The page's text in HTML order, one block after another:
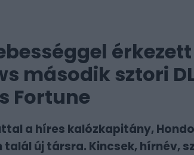
második sztori
Fortune
a híres kalózkapitány,
talál új társra. Kincsek, hírnév,